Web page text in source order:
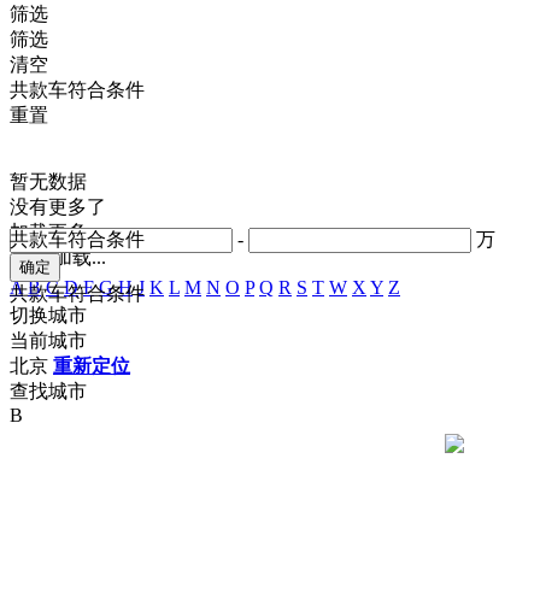
- 万
共款车符合条件
共款车符合条件
筛选
筛选
清空
共款车符合条件
重置
暂无数据
没有更多了
加载更多
正在加载...
A B C D F G H J K L M N O P Q R S T W X Y Z
切换城市
当前城市
北京 重新定位
查找城市
B